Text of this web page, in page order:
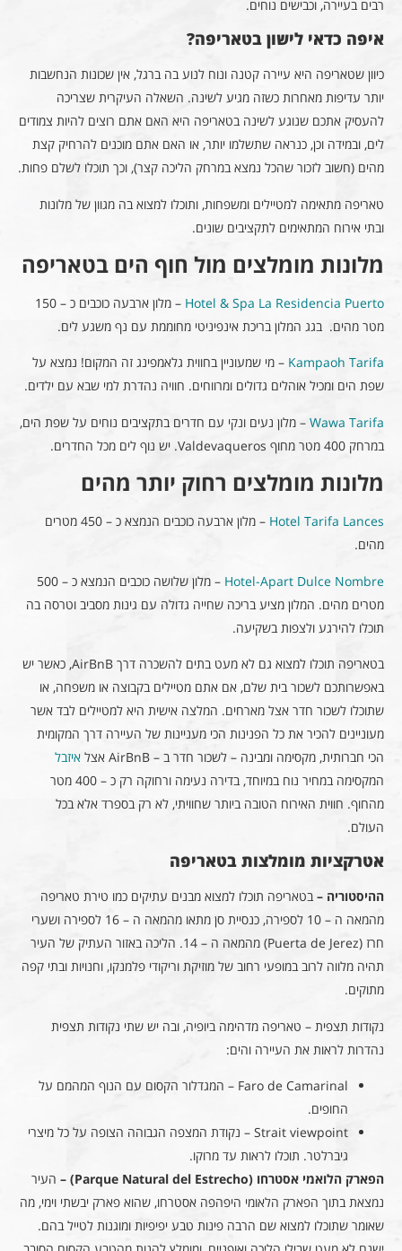
רבים בעיירה, וכבישים נוחים.
איפה כדאי לישון בטאריפה?
כיוון שטאריפה היא עיירה קטנה ונוח לנוע בה ברגל, אין שכונות הנחשבות
יותר עדיפות מאחרות כשזה מגיע לשינה. השאלה העיקרית שצריכה
להעסיק אתכם שנוגע לשינה בטאריפה היא האם אתם רוצים להיות צמודים
לים, ובמידה וכן, כנראה שתשלמו יותר, או האם אתם מוכנים להרחיק קצת
מהים (חשוב לזכור שהכל נמצא במרחק הליכה קצר), וכך תוכלו לשלם פחות.
טאריפה מתאימה למטיילים ומשפחות, ותוכלו למצוא בה מגוון של מלונות
ובתי אירוח המתאימים לתקציבים שונים.
מלונות מומלצים מול חוף הים בטאריפה
Hotel & Spa La Residencia Puerto
– מלון ארבעה כוכבים כ – 150
מטר מהים. בגג המלון בריכת אינפיניטי מחוממת עם נף משגע לים.
Kampaoh Tarifa – מי שמעוניין בחווית גלאמפינג זה המקום! נמצא על
שפת הים ומכיל אוהלים גדולים ומרווחים. חוויה נהדרת למי שבא עם ילדים.
Wawa Tarifa
– מלון נעים ונקי עם חדרים בתקציבים נוחים על שפת הים,
במרחק 400 מטר מחוף Valdevaqueros. יש נוף לים מכל החדרים.
מלונות מומלצים רחוק יותר מהים
Hotel Tarifa Lances
– מלון ארבעה כוכבים הנמצא כ – 450 מטרים
מהים.
Hotel-Apart Dulce Nombre
– מלון שלושה כוכבים הנמצא כ – 500
מטרים מהים. המלון מציע בריכה שחייה גדולה עם גינות מסביב וטרסה בה
תוכלו להירגע ולצפות בשקיעה.
בטאריפה תוכלו למצוא גם לא מעט בתים להשכרה דרך AirBnB, כאשר יש
באפשרותכם לשכור בית שלם, אם אתם מטיילים בקבוצה או משפחה, או
שתוכלו לשכור חדר אצל מארחים. המלצה אישית היא למטיילים לבד אשר
מעוניינים להכיר את כל הפנינות הכי מעניינות של העיירה דרך המקומית
הכי חברותית, מקסימה ומבינה – לשכור חדר ב – AirBnB אצל
איזבל
המקסימה במחיר נוח במיוחד, בדירה נעימה ורחוקה רק כ – 400 מטר
מהחוף. חווית האירוח הטובה ביותר שחוויתי, לא רק בספרד אלא בכל
העולם.
אטרקציות מומלצות בטאריפה
ההיסטוריה –בטאריפה תוכלו למצוא מבנים עתיקים כמו טירת טאריפה
מהמאה ה – 10 לספירה, כנסיית סן מתאו מהמאה ה – 16 לספירה ושערי
חרז (Puerta de Jerez) מהמאה ה – 14. הליכה באזור העתיק של העיר
תהיה מלווה לרוב במופעי רחוב של מוזיקת וריקודי פלמנקו, וחנויות ובתי קפה
מתוקים.
נקודות תצפית – טאריפה מדהימה ביופיה, ובה יש שתי נקודות תצפית
נהדרות לראות את העיירה והים:
Faro de Camarinal – המגדלור הקסום עם הנוף המהמם על
החופים.
Strait viewpoint – נקודת המצפה הגבוהה הצופה על כל מיצרי
גיברלטר. תוכלו לראות עד מרוקו.
הפארק הלואמי אסטרחו (Parque Natural del Estrecho) –
העיר
נמצאת בתוך הפארק הלאומי היפהפה אסטרחו, שהוא פארק יבשתי וימי, מה
שאומר שתוכלו למצוא שם הרבה פינות טבע יפיפיות ומוגנות לטייל בהם.